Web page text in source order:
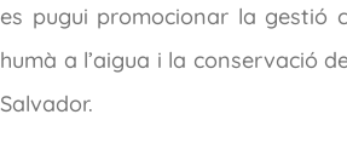
es pugui promocionar la gestió
humà a l’aigua i la conservació
Salvador.